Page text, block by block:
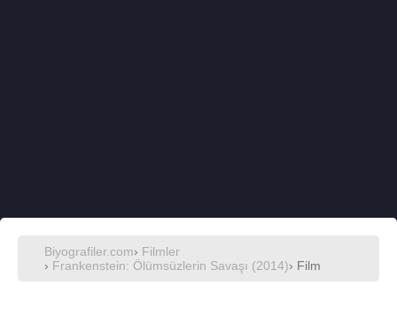
Biyografiler.com› Filmler
› Frankenstein: Ölümsüzlerin Savaşı (2014)› Film